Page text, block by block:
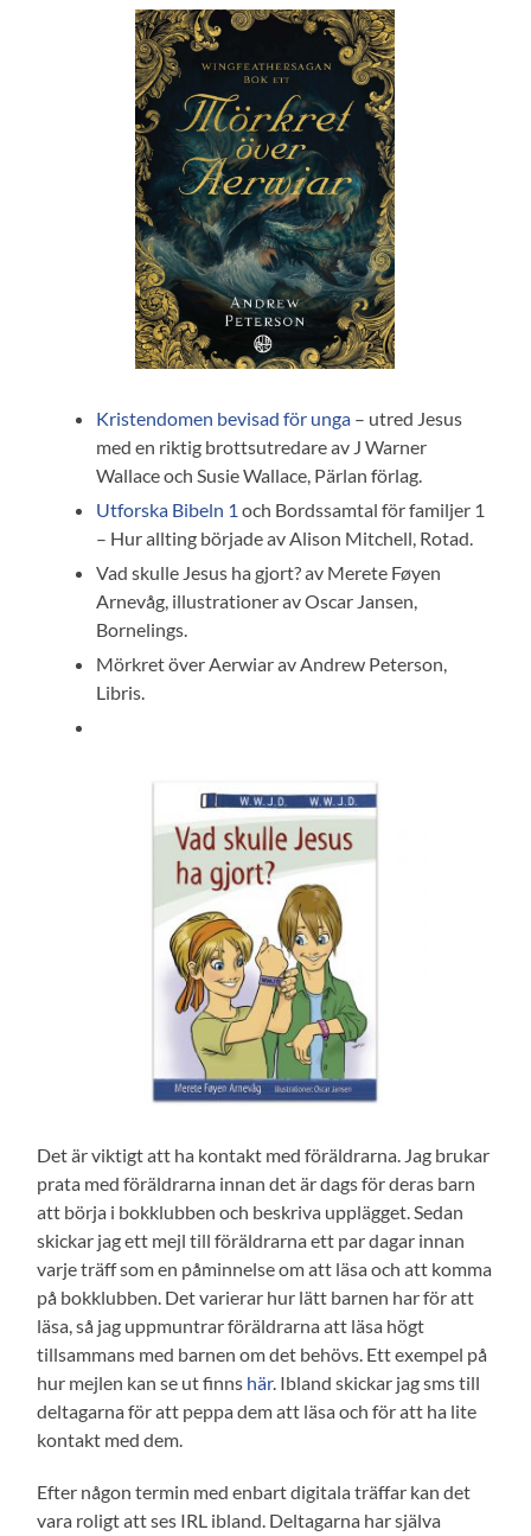
Kristendomen bevisad för unga – utred Jesus
med en riktig brottsutredare av J Warner
Wallace och Susie Wallace, Pärlan förlag.
Utforska Bibeln 1 och Bordssamtal för familjer 1
– Hur allting började av Alison Mitchell, Rotad.
Vad skulle Jesus ha gjort? av Merete Føyen
Arnevåg, illustrationer av Oscar Jansen,
Bornelings.
Mörkret över Aerwiar av Andrew Peterson,
Libris.
Det är viktigt att ha kontakt med föräldrarna. Jag brukar
prata med föräldrarna innan det är dags för deras barn
att börja i bokklubben och beskriva upplägget. Sedan
skickar jag ett mejl till föräldrarna ett par dagar innan
varje träff som en påminnelse om att läsa och att komma
på bokklubben. Det varierar hur lätt barnen har för att
läsa, så jag uppmuntrar föräldrarna att läsa högt
tillsammans med barnen om det behövs. Ett exempel på
hur mejlen kan se ut finns här. Ibland skickar jag sms till
deltagarna för att peppa dem att läsa och för att ha lite
kontakt med dem.
Efter någon termin med enbart digitala träffar kan det
vara roligt att ses IRL ibland. Deltagarna har själva